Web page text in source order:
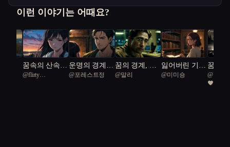
이런 이야기는 어때요?
꿈속의 산속
여정
@flirty
운명의 경계에
서
@포레스트정
꿈의 경계, 낙
원의 그림자
@말리
잃어버린 기억
의 화가 마을
@미미숑
꿈의
달음
@광양
김창두